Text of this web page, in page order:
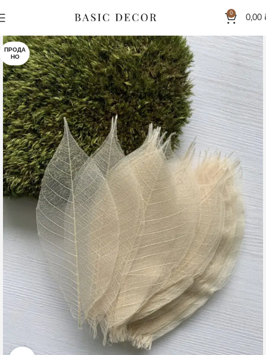
0
0,00
ПРОДА
НО